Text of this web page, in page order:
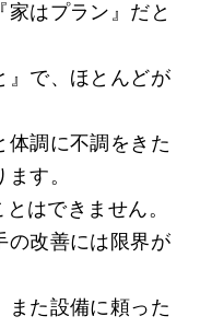
はプラン』だと
』で、ほとんどが
体調に不調をきた
す。
はできません。
の改善には限界が
また設備に頼った